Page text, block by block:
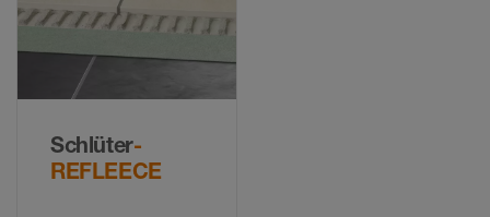
Schlüter-
REFLEECE